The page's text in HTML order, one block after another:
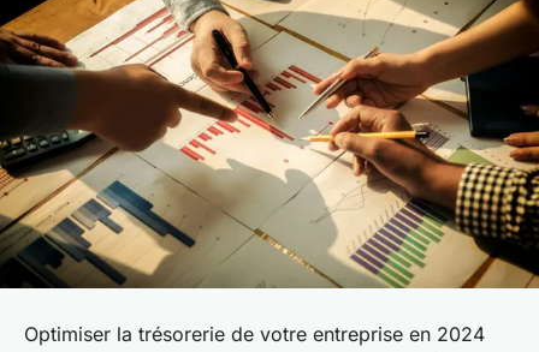
Optimiser la trésorerie de votre entreprise en 2024